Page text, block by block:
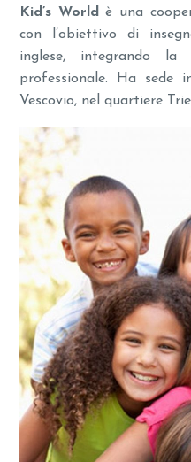
Kid’s Worldè una
con l’obiettivo di
inglese, integrando la
professionale. Ha sede
Vescovio, nel quartiere